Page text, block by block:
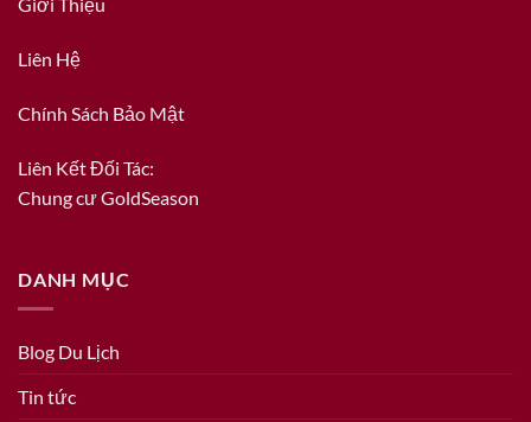
Liên Hệ
Chính Sách Bảo Mật
Liên Kết Đối Tác:
Chung cư GoldSeason
DANH MỤC
Blog Du Lịch
Tin tức